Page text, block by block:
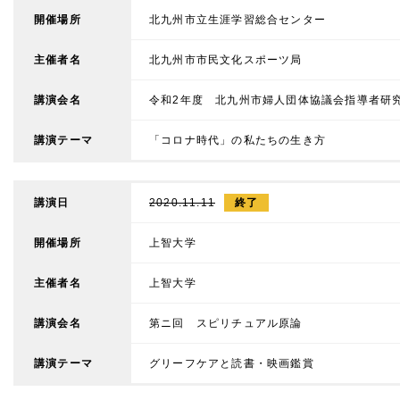
開催場所 北九州市立生涯学習総合センター
主催者名 北九州市市民文化スポーツ局
講演会名 令和2年度 北九州市婦人団体協議会指導者研
講演テーマ 「コロナ時代」の私たちの生き方
講演日 2020.11.11 終了
開催場所 上智大学
主催者名 上智大学
講演会名 第ニ回 スピリチュアル原論
講演テーマ グリーフケアと読書・映画鑑賞